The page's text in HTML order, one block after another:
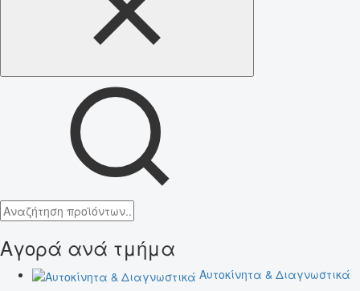
Αγορά ανά τμήμα
Αυτοκίνητα & Διαγνωστικά